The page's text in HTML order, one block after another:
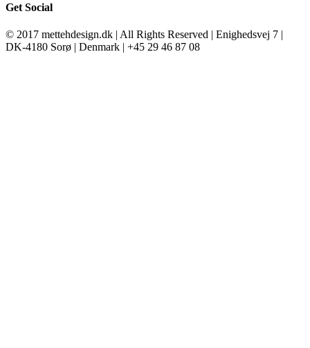
Get Social
© 2017 mettehdesign.dk | All Rights Reserved | Enighedsvej 7 |
DK-4180 Sorø | Denmark | +45 29 46 87 08